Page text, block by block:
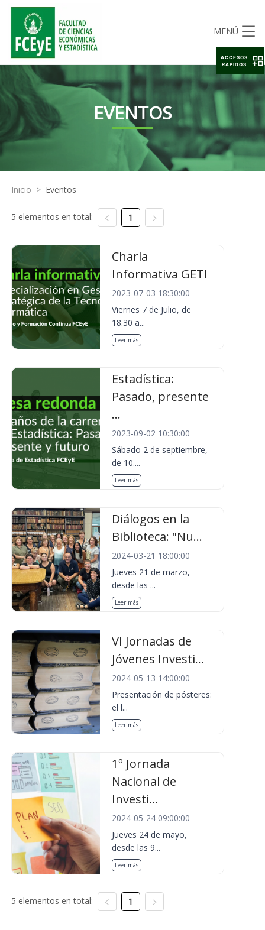
MENÚ
EVENTOS
Inicio > Eventos
5 elementos en total: 1
Charla
Informativa GETI
2023-07-03 18:30:00
Viernes 7 de Julio, de
18.30 a...
Leer más
Estadística:
Pasado, presente
...
2023-09-02 10:30:00
Sábado 2 de septiembre,
de 10....
Leer más
Diálogos en la
Biblioteca: "Nu...
2024-03-21 18:00:00
Jueves 21 de marzo,
desde las ...
Leer más
VI Jornadas de
Jóvenes Investi...
2024-05-13 14:00:00
Presentación de pósteres:
el l...
Leer más
1º Jornada
Nacional de
Investi...
2024-05-24 09:00:00
Jueves 24 de mayo,
desde las 9...
Leer más
5 elementos en total: 1
ACCESOS
RAPIDOS